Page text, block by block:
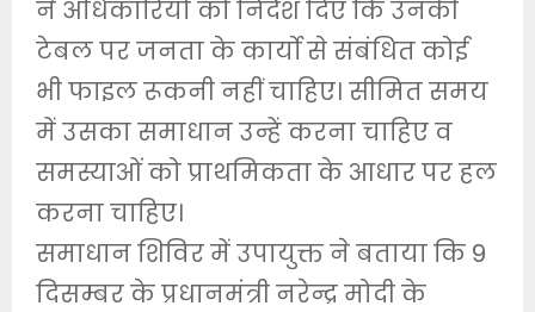
ने अधिकारियों को निर्देश दिए कि उनकी
टेबल पर जनता के कार्यो से संबंधित कोई
भी फाइल रूकनी नहीं चाहिए। सीमित समय
में उसका समाधान उन्हें करना चाहिए व
समस्याओं को प्राथमिकता के आधार पर हल
करना चाहिए।
समाधान शिविर में उपायुक्त ने बताया कि 9
दिसम्बर के प्रधानमंत्री नरेन्द्र मोदी के